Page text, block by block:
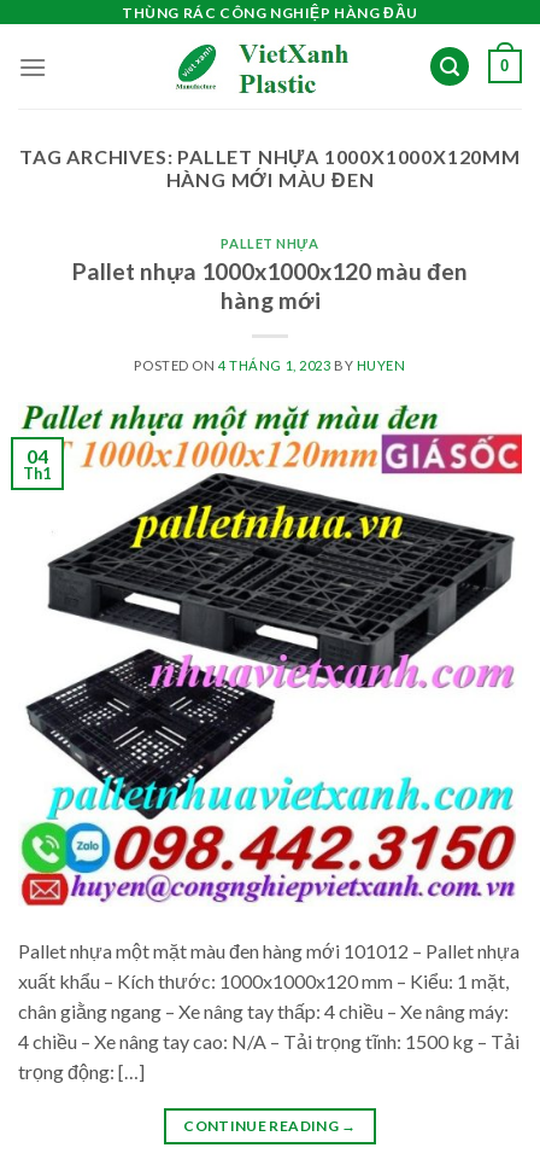
content
THÙNG RÁC CÔNG NGHIỆP HÀNG ĐẦU
0
TAG ARCHIVES: PALLET NHỰA 1000X1000X120MM
HÀNG MỚI MÀU ĐEN
PALLET NHỰA
Pallet nhựa 1000x1000x120 màu đen
hàng mới
POSTED ON4 THÁNG 1, 2023 BY HUYEN
04
Th1
Pallet nhựa một mặt màu đen hàng mới 101012 – Pallet nhựa
xuất khẩu – Kích thước: 1000x1000x120 mm – Kiểu: 1 mặt,
chân giằng ngang – Xe nâng tay thấp: 4 chiều – Xe nâng máy:
4 chiều – Xe nâng tay cao: N/A – Tải trọng tĩnh: 1500 kg – Tải
trọng động: […]
CONTINUE READING →